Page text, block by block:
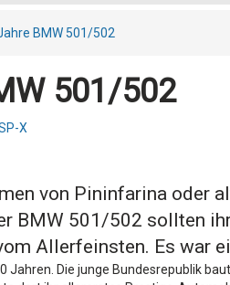
BMW 501/502
501/502
X
von Pininfarina oder
BMW 501/502 sollten
Allerfeinsten. Es war
Jahren. Die junge Bundesrepublik